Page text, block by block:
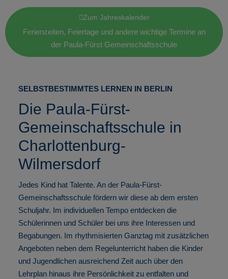
Zum Jahreskalender
Ferienzeiten, Feiertage und andere wichtige Termine an
der Paula-Fürst Gemeinschaftsschule
SELBSTBESTIMMTES LERNEN IN BERLIN
Die Paula-Fürst-
Gemeinschaftsschule in
Charlottenburg-
Wilmersdorf
Jedes Kind hat Talente. An der Paula-Fürst-
Gemeinschaftsschule fördern wir diese ab dem ersten
Schuljahr. Im individuellen Tempo entdecken die
Schülerinnen und Schüler bei uns ihre Interessen und
Begabungen. Im rhythmisierten Ganztag mit zusätzlichen
Angeboten neben dem Regelunterricht haben die Kinder
und Jugendlichen ausreichend Zeit auch über den
Lehrplan hinaus ihre Persönlichkeit zu entfalten und